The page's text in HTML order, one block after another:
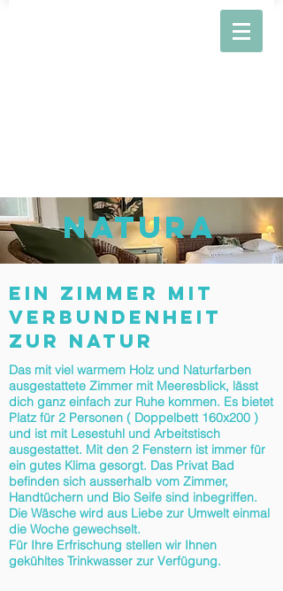
naTURA
ein Zimmer mit
verbundenheit
zur Natur
Das mit viel warmem Holz und Naturfarben
ausgestattete Zimmer mit Meeresblick, lässt
dich ganz einfach zur Ruhe kommen. Es bietet
Platz für 2 Personen ( Doppelbett 160x200 )
und ist mit Lesestuhl und Arbeitstisch
ausgestattet. Mit den 2 Fenstern ist immer für
ein gutes Klima gesorgt. Das Privat Bad
befinden sich ausserhalb vom Zimmer,
Handtüchern und Bio Seife sind inbegriffen.
Die Wäsche wird aus Liebe zur Umwelt einmal
die Woche gewechselt.
Für Ihre Erfrischung stellen wir Ihnen
gekühltes Trinkwasser zur Verfügung.